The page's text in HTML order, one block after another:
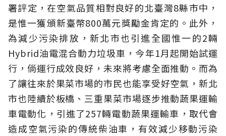
署評定，在空氣品質相對良好的北臺灣8縣市中，
是惟一獲頒新臺幣800萬元獎勵金肯定的。此外，
為減少污染排放，新北市也引進全國惟一的2輛
Hybrid油電混合動力垃圾車，今年1月起開始試運
行，倘運行成效良好，未來將考慮全面推動。而為
了讓往來於果菜市場的市民也能享受好空氣，新北
市也陸續於板橋、三重果菜市場逐步推動蔬果運輸
車電動化，引進了257輛電動蔬果運輸車，取代會
造成空氣污染的傳統柴油車，有效減少移動污染